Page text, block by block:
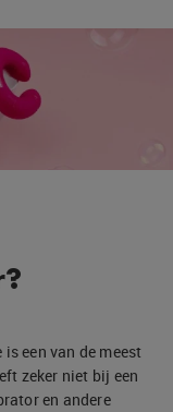
een van de meest
zeker niet bij een
en andere